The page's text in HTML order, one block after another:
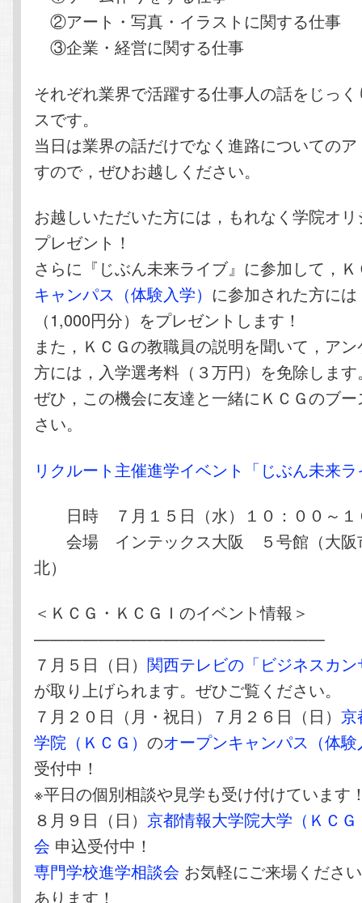
②アート・写真・イラストに関する仕事
③企業・経営に関する仕事
それぞれ業界で活躍する仕事人の話をじっ
スです。
当日は業界の話だけでなく進路についての
すので，ぜひお越しください。
お越しいただいた方には，もれなく学院オ
プレゼント！
さらに『じぶん未来ライブ』に参加して，
キャンパス（体験入学） に参加された方に
（1,000円分）をプレゼントします！
また，ＫＣＧの教職員の説明を聞いて，ア
方には，入学選考料（３万円）を免除します
ぜひ，この機会に友達と一緒にＫＣＧのブ
さい。
リクルート主催進学イベント「じぶん未来
日時 ７月１５日（水）１０：００～１
会場 インテックス大阪 ５号館（大阪
北）
＜ＫＣＧ・ＫＣＧＩのイベント情報＞
——————————————————
７月５日（日）関西テレビの「ビジネスカ
が取り上げられます。ぜひご覧ください。
７月２０日（月・祝日）７月２６日（日）
学院（ＫＣＧ）のオープンキャンパス（体
受付中！
※平日の個別相談や見学も受け付けています
８月９日（日） 京都情報大学院大学（ＫＣ
会 申込受付中！
専門学校進学相談会 お気軽にご来場くださ
あります！